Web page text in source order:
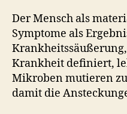
Der Mensch als
Symptome als
Krankheit definiert,
Mikroben mutieren
damit die